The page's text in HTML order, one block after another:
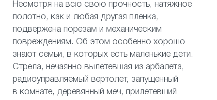
Несмотря на всю свою прочность, натяжное
полотно, как и любая другая пленка,
подвержена порезам и механическим
повреждениям. Об этом особенно хорошо
знают семьи, в которых есть маленькие дети.
Стрела, нечаянно вылетевшая из арбалета,
радиоуправляемый вертолет, запущенный
в комнате, деревянный меч, прилетевший